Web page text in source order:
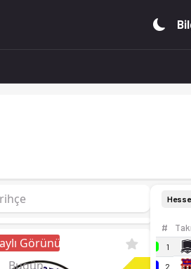
fikstür ve canlı skor Ofsayt'ta.
Görünüm
Bugün
#
1
2